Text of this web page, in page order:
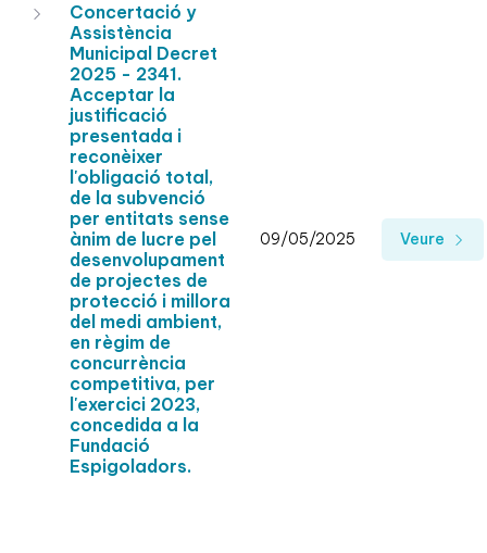
Concertació y
Assistència
Municipal Decret
2025 - 2341.
Acceptar la
justificació
presentada i
reconèixer
l'obligació total,
de la subvenció
per entitats sense
ànim de lucre pel
desenvolupament
de projectes de
protecció i millora
del medi ambient,
en règim de
concurrència
competitiva, per
l'exercici 2023,
concedida a la
Fundació
Espigoladors.
09/05/2025 Veure